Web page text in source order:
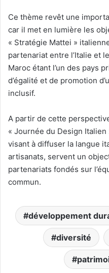
Ce thème revêt une
car il met en lumière les
« Stratégie Mattei »
partenariat entre l’Italie et
Maroc étant l’un des pays
d’égalité et de promotion
inclusif.
A partir de cette
« Journée du Design
visant à diffuser la langue
artisanats, servent un
partenariats fondés sur
commun.
développement
diversité